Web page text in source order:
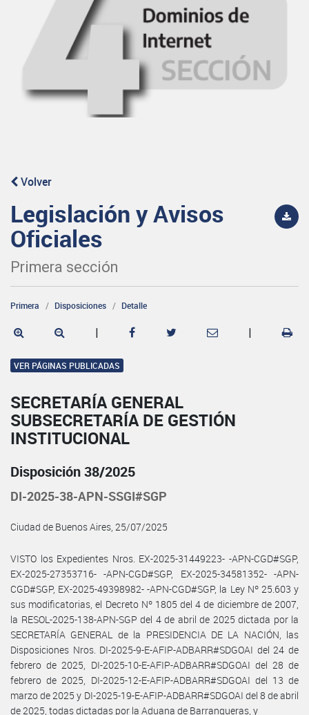
Volver
Legislación y Avisos
Oficiales
Primera sección
Primera Disposiciones Detalle
| |
VER PÁGINAS PUBLICADAS
SECRETARÍA GENERAL
SUBSECRETARÍA DE GESTIÓN
INSTITUCIONAL
Disposición 38/2025
DI-2025-38-APN-SSGI#SGP
Ciudad de Buenos Aires, 25/07/2025
VISTO los Expedientes Nros. EX-2025-31449223- -APN-CGD#SGP,
EX-2025-27353716- -APN-CGD#SGP, EX-2025-34581352- -APN-
CGD#SGP, EX-2025-49398982- -APN-CGD#SGP, la Ley Nº 25.603 y
sus modificatorias, el Decreto Nº 1805 del 4 de diciembre de 2007,
la RESOL-2025-138-APN-SGP del 4 de abril de 2025 dictada por la
SECRETARÍA GENERAL de la PRESIDENCIA DE LA NACIÓN, las
Disposiciones Nros. DI-2025-9-E-AFIP-ADBARR#SDGOAI del 24 de
febrero de 2025, DI-2025-10-E-AFIP-ADBARR#SDGOAI del 28 de
febrero de 2025, DI-2025-12-E-AFIP-ADBARR#SDGOAI del 13 de
marzo de 2025 y DI-2025-19-E-AFIP-ADBARR#SDGOAI del 8 de abril
de 2025, todas dictadas por la Aduana de Barranqueras, y